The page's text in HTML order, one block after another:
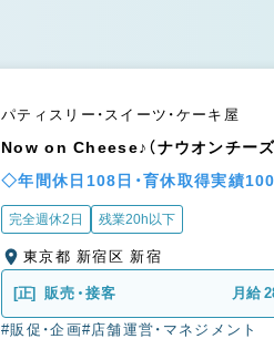
パティスリー・スイーツ・ケーキ屋
Now on Cheese♪（ナウオンチーズ
◇年間休日108日・育休取得実績
完全週休2日 残業20h以下
東京都 新宿区 新宿
[正] 販売・接客 月給
#販促・企画#店舗運営・マネジメント